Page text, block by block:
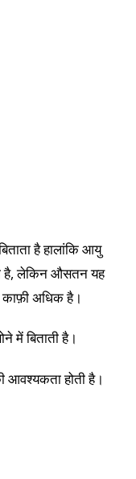
है हालांकि आयु
है, लेकिन औसतन यह
काफ़ी अधिक है।
में बिताती है।
आवश्यकता होती है।